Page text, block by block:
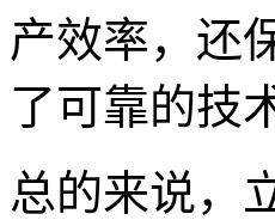
产效率，还
了可靠的技
总的来说，